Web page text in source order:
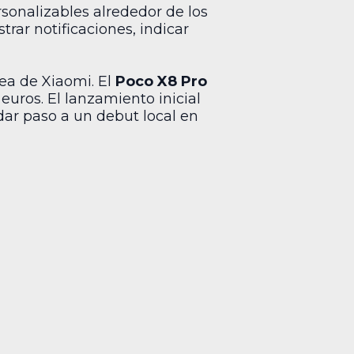
alrededor de los
notificaciones, indicar
de Xiaomi. El Poco X8 Pro
El lanzamiento inicial
paso a un debut local en